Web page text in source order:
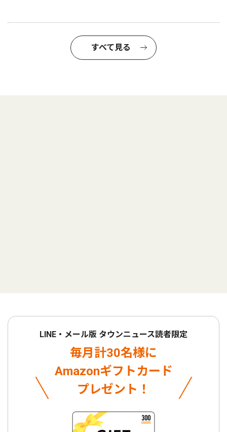
すべて見る
LINE・メール版 タウンニュース読者限定
毎月計30名様に
Amazonギフトカード
プレゼント！